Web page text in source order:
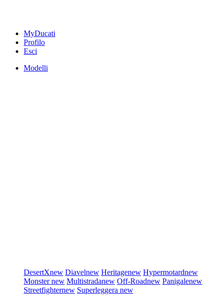
MyDucati
Profilo
Esci
Modelli
DesertXnew Diavelnew Heritagenew Hypermotardnew
Monsternew Multistradanew Off-Roadnew Panigalenew
Streetfighternew Superleggera new